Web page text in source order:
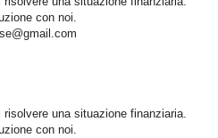
con noi.
risolvere una situazione finanziaria.
con noi.